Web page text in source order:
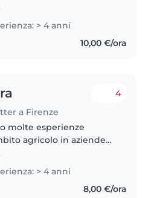
ho maturato molta
prendendomi cura
fratelli e di bambini di..
> 4 anni
10,00 €/ora
a Firenze
4
molte esperienze
agricolo in aziende
inoltre, amo anche
babysitter hai bambini e
la Petsitter. mi sono già..
> 4 anni
8,00 €/ora